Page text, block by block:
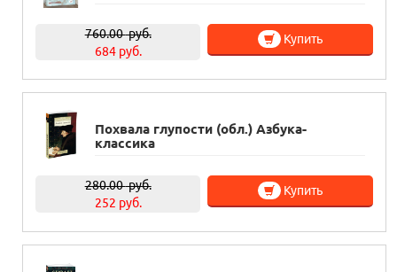
760.00руб.
684 руб.
Купить
Похвала глупости (обл.) Азбука-
классика
280.00руб.
252 руб.
Купить